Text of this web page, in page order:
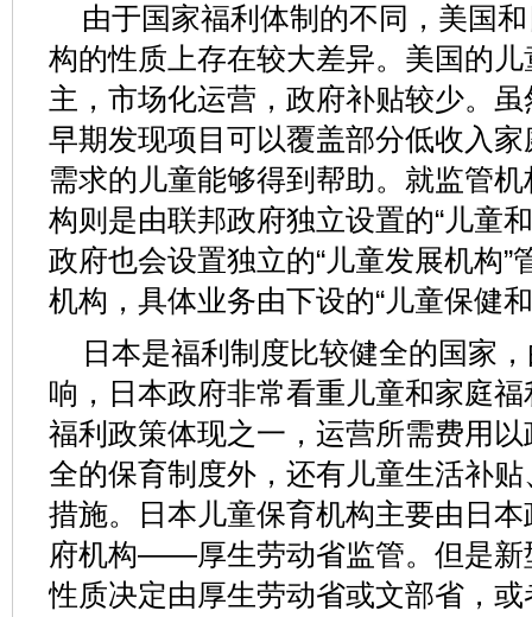
由于国家福利体制的不同，美国
构的性质上存在较大差异。美国的
主，市场化运营，政府补贴较少。
早期发现项目可以覆盖部分低收入
需求的儿童能够得到帮助。就监管
构则是由联邦政府独立设置的“儿童
政府也会设置独立的“儿童发展机构
机构，具体业务由下设的“儿童保健
日本是福利制度比较健全的国家
响，日本政府非常看重儿童和家庭
福利政策体现之一，运营所需费用
全的保育制度外，还有儿童生活补
措施。日本儿童保育机构主要由日
府机构——厚生劳动省监管。但是新
性质决定由厚生劳动省或文部省，